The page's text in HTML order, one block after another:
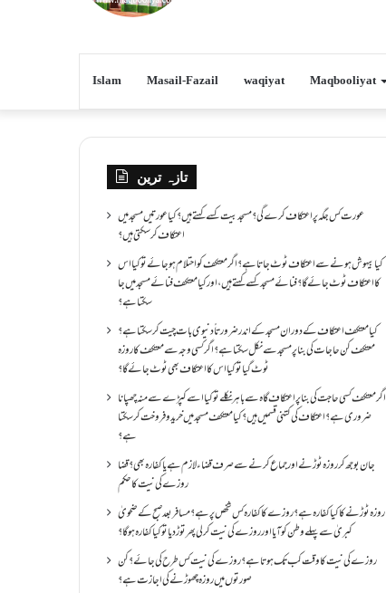
Islam Masail-Fazail waqiyat Maqbooliyat
تازہ ترین
عورت کس جگہ پر اعتکاف کرے گی؟مسجد بیت کسے کہتے ہیں؟کیا عورتیں مسجد میں
اعتکاف کر سکتی ہیں؟
کیا بیہوش ہونے سے اعتکاف ٹوٹ جاتا ہے؟ اگر معتکف کو احتلام ہو جائے تو کیا اس
کا اعتکاف ٹوٹ جائے گا؟فنائے مسجد کسے کہتے ہیں ، اور کیا معتکف فنائے مسجد میں جا
سکتا ہے؟
کیا معتکف اعتکاف کے دوران مسجد کے اندر ضرورتاً دنیوی بات چیت کر سکتا ہے؟
معتکف کن حاجات کی بنا پر مسجد سے نکل سکتا ہے؟ اگر کسی وجہ سے معتکف کا روزہ
ٹوٹ گیا تو کیا اس کا اعتکاف بھی ٹوٹ جائے گا؟
اگر معتکف کسی حاجت کی بنا پر اعتکاف گاہ سے باہر نکلے تو کیا اسے کپڑے سے منہ چھپانا
ضروری ہے؟اعتکاف کی کتنی قسمیں ہیں؟کیا معتکف مسجد میں خرید و فروخت کر سکتا
ہے؟
جان بوجھ کر روزہ ٹوڑنے اور جماع کرنے سے صرف قضاء لازم ہے یا کفارہ بھی؟ قضا
روزے کی نیت کا حکم
روزہ ٹوڑنے کا کیا کفارہ ہے؟روزے کا کفارہ کس شخص پر ہے؟ مسافر بعد صبح کے ضحویٰ
کبریٰ سے پہلے وطن کو آیا اور روزے کی نیت کر لی پھر توڑ دیا تو کیا کفارہ ہو گا؟
روزے کی نیت کا وقت کب تک ہوتا ہے؟ روزے کی نیت کس طرح کی جائے؟ کن
صورتوں میں روزہ چھوڑنے کی اجازت ہے؟